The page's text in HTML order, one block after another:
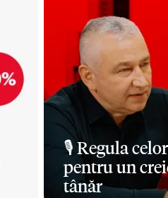
🎙️ Regula
pentru un
tânăr